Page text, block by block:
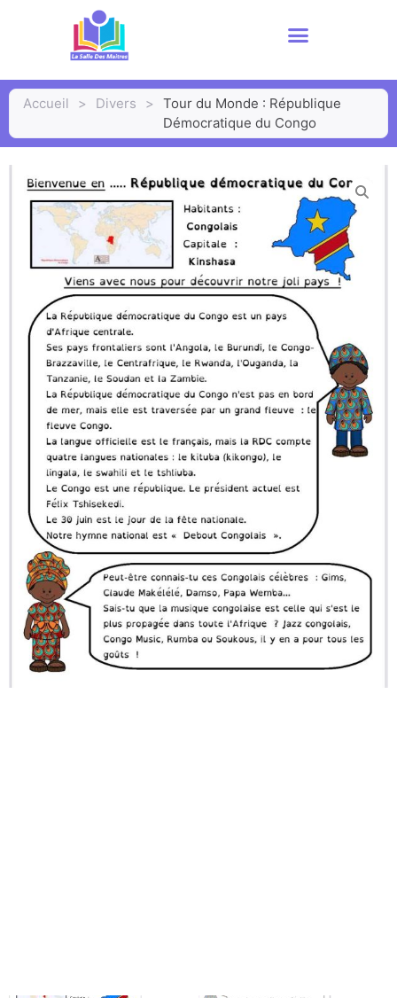
Accueil > Divers >
Tour du Monde : République
Démocratique du Congo